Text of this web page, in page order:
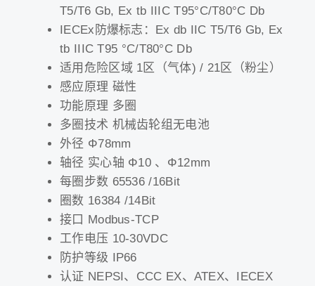
T5/T6 Gb, Ex tb IIIC T95°C/T80°C Db
IECEx防爆标志：Ex db IIC T5/T6 Gb, Ex
tb IIIC T95 °C/T80°C Db
适用危险区域 1区（气体) / 21区（粉尘）
感应原理 磁性
功能原理 多圈
多圈技术 机械齿轮组无电池
外径 Φ78mm
轴径 实心轴 Φ10 、Φ12mm
每圈步数 65536 /16Bit
圈数 16384 /14Bit
接口 Modbus-TCP
工作电压 10-30VDC
防护等级 IP66
认证 NEPSI、CCC EX、ATEX、IECEX